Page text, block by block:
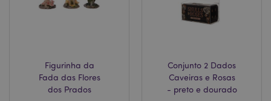
Figurinha da
Fada das Flores
dos Prados
Conjunto 2 Dados
Caveiras e Rosas
- preto e dourado
recently_compared_product
Adobe Inc.
www.puckator.pt
www.google.com